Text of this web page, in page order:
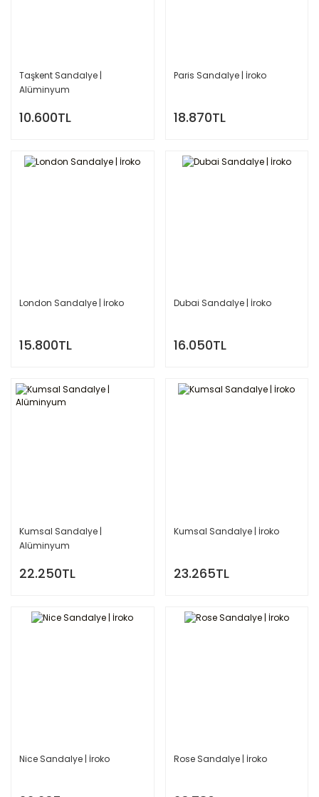
Taşkent Sandalye |
Alüminyum
10.600TL
Paris Sandalye | İroko
18.870TL
London Sandalye | İroko
15.800TL
Dubai Sandalye | İroko
16.050TL
Kumsal Sandalye |
Alüminyum
22.250TL
Kumsal Sandalye | İroko
23.265TL
Nice Sandalye | İroko Rose Sandalye | İroko